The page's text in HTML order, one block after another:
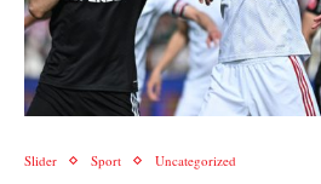
Slider Sport Uncategorized